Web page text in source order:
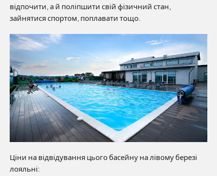
відпочити, а й поліпшити свій фізичний стан,
зайнятися спортом, поплавати тощо.
Ціни на відвідування цього басейну на лівому березі
лояльні: